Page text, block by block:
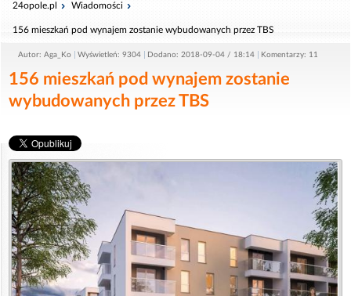
24opole.pl Wiadomości
156 mieszkań pod wynajem zostanie wybudowanych przez TBS
Autor: Aga_Ko Wyświetleń: 9304 Dodano: 2018-09-04 / 18:14 Komentarzy: 11
156 mieszkań pod wynajem zostanie
wybudowanych przez TBS